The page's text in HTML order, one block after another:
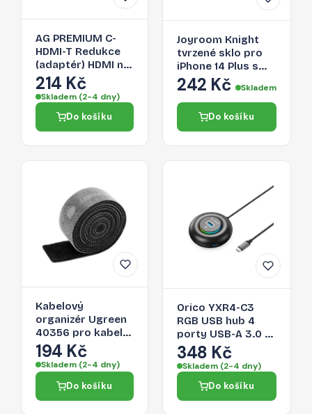
AG PREMIUM C-
HDMI-T Redukce
(adaptér) HDMI na
USB-C 3.1, délka
17cm, bílo-stříbrná
214 Kč
Skladem (2-4 dny)
Do košíku
Joyroom Knight
tvrzené sklo pro
iPhone 14 Plus s
aplikátorem,
průhledné (JR-H11)
242 Kč Skladem
Do košíku
Kabelový
organizér Ugreen
40356 pro kabely
- černá
194 Kč
Skladem (2-4 dny)
Do košíku
Orico YXR4-C3
RGB USB hub 4
porty USB-A 3.0 s
audio/mikrofonním
portem 0,3 m –
černý
348 Kč
Skladem (2-4 dny)
Do košíku